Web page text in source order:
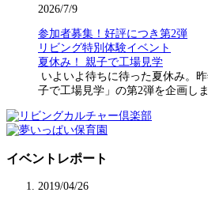
2026/7/9
参加者募集！好評につき第2弾
リビング特別体験イベント
夏休み！ 親子で工場見学
いよいよ待ちに待った夏休み。
子で工場見学」の第2弾を企画し
イベントレポート
2019/04/26